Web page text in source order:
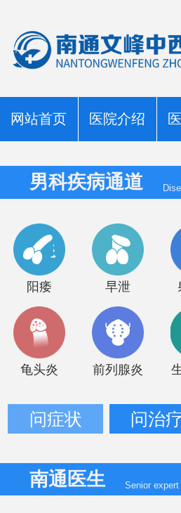
网站首页 医院介绍
男科疾病通道
阳痿 早泄
龟头炎 前列腺炎
问症状 问治
南通医生 Senior expert